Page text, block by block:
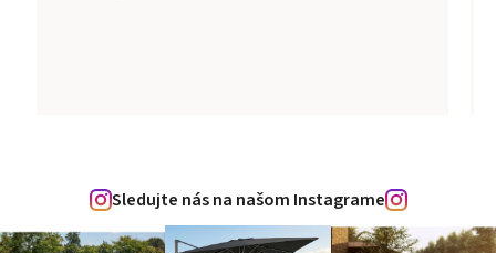
Sledujte nás na našom Instagrame